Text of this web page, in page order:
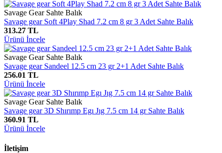
Savage Gear Sahte Balık
Savage gear Soft 4Play Shad 7.2 cm 8 gr 3 Adet Sahte Balık
313.27 TL
Ürünü İncele
Savage Gear Sahte Balık
Savage gear Sandeel 12.5 cm 23 gr 2+1 Adet Sahte Balık
256.01 TL
Ürünü İncele
Savage Gear Sahte Balık
Savage gear 3D Shırımp Egı Jıg 7.5 cm 14 gr Sahte Balık
360.91 TL
Ürünü İncele
İletişim